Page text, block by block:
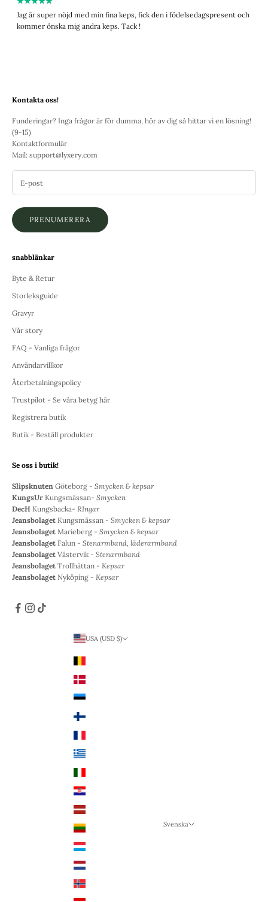
Jag är super nöjd med min fina keps, fick den i födelsedagspresent och
kommer önska mig andra keps. Tack !
Kontakta oss!
Funderingar? Inga frågor är för dumma, hör av dig så hittar vi en lösning!
(9-15)
Kontaktformulär
Mail: support@lyxery.com
PRENUMERERA
snabblänkar
Byte & Retur
Storleksguide
Gravyr
Vår story
FAQ - Vanliga frågor
Användarvillkor
Återbetalningspolicy
Trustpilot - Se våra betyg här
Registrera butik
Butik - Beställ produkter
Se oss i butik!
Slipsknuten Göteborg - Smycken & kepsar
KungsUr Kungsmässan- Smycken
DecH Kungsbacka- RIngar
Jeansbolaget Kungsmässan - Smycken & kepsar
Jeansbolaget Marieberg - Smycken & kepsar
Jeansbolaget Falun - Stenarmband, läderarmband
Jeansbolaget Västervik - Stenarmband
Jeansbolaget Trollhättan - Kepsar
Jeansbolaget Nyköping - Kepsar
USA (USD $)
Svenska